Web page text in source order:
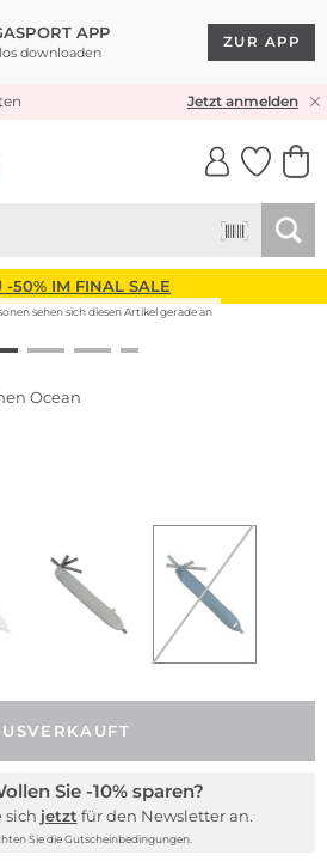
APP
downloaden
ZUR APP
VERSAND* & RÜCKVERSANDJetzt anmelden
-50% IM FINAL SALE
sehen sich diesen Artikel gerade an
Ocean
Sie -10% sparen?
sich jetzt für den Newsletter an.
Sie die Gutscheinbedingungen.